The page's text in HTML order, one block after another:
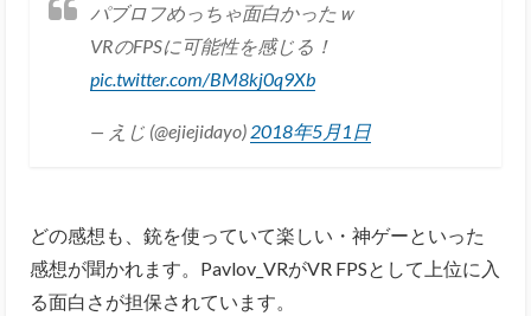
パブロフめっちゃ面白かったｗ
VRのFPSに可能性を感じる！
pic.twitter.com/BM8kj0q9Xb
— えじ (@ejiejidayo) 2018年5月1日
どの感想も、銃を使っていて楽しい・神ゲーといった
感想が聞かれます。Pavlov_VRがVR FPSとして上位に入
る面白さが担保されています。